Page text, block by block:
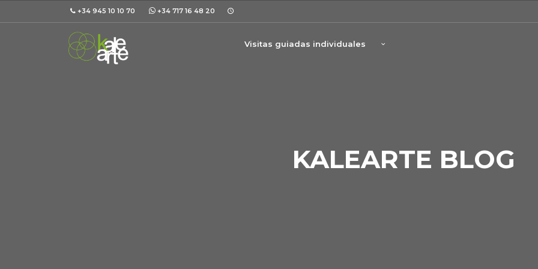
+34 945 10 10 70 +34 717 16 48 20
Visitas guiadas individuales
KALEARTE BLOG